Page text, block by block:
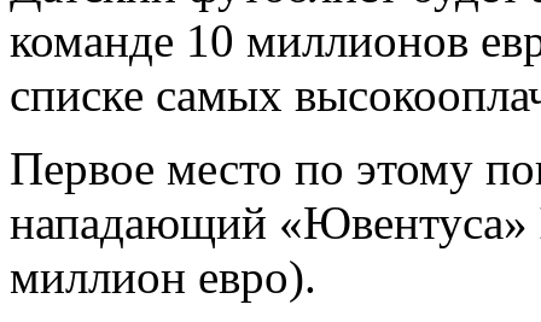
команде 10 миллионов
списке самых
Первое место по этому
нападающий «Ювентуса»
миллион евро).